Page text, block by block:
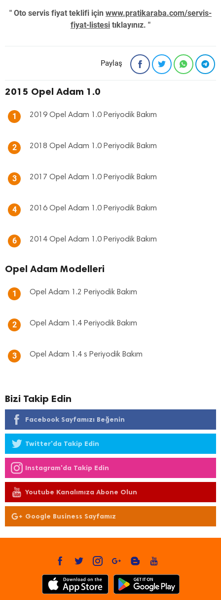
" Oto servis fiyat teklifi için www.pratikaraba.com/servis-
fiyat-listesi tıklayınız. "
Paylaş
2015 Opel Adam 1.0
1 2019 Opel Adam 1.0 Periyodik Bakım
2 2018 Opel Adam 1.0 Periyodik Bakım
3 2017 Opel Adam 1.0 Periyodik Bakım
4 2016 Opel Adam 1.0 Periyodik Bakım
6 2014 Opel Adam 1.0 Periyodik Bakım
Opel Adam Modelleri
1 Opel Adam 1.2 Periyodik Bakım
2 Opel Adam 1.4 Periyodik Bakım
3 Opel Adam 1.4 s Periyodik Bakım
Bizi Takip Edin
Facebook Sayfamızı Beğenin
Twitter'da Takip Edin
Instagram'da Takip Edin
Youtube Kanalımıza Abone Olun
Google Business Sayfamız